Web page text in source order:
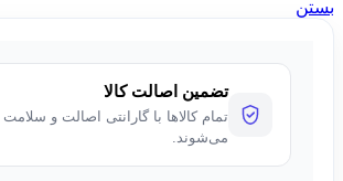
بستن
تضمین اصالت کالا
تمام کالاها با گارانتی اصالت و سلامت
می‌شوند.